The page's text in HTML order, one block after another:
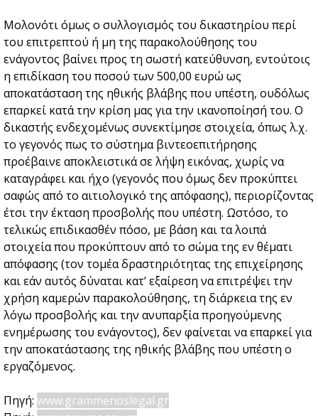
Μολονότι όμως ο συλλογισμός του δικαστηρίου περί
του επιτρεπτού ή μη της παρακολούθησης του
ενάγοντος βαίνει προς τη σωστή κατεύθυνση, εντούτοις
η επιδίκαση του ποσού των 500,00 ευρώ ως
αποκατάσταση της ηθικής βλάβης που υπέστη, ουδόλως
επαρκεί κατά την κρίση μας για την ικανοποίησή του. Ο
δικαστής ενδεχομένως συνεκτίμησε στοιχεία, όπως λ.χ.
το γεγονός πως το σύστημα βιντεοεπιτήρησης
προέβαινε αποκλειστικά σε λήψη εικόνας, χωρίς να
καταγράφει και ήχο (γεγονός που όμως δεν προκύπτει
σαφώς από το αιτιολογικό της απόφασης), περιορίζοντας
έτσι την έκταση προσβολής που υπέστη. Ωστόσο, το
τελικώς επιδικασθέν πόσο, με βάση και τα λοιπά
στοιχεία που προκύπτουν από το σώμα της εν θέματι
απόφασης (τον τομέα δραστηριότητας της επιχείρησης
και εάν αυτός δύναται κατ’ εξαίρεση να επιτρέψει την
χρήση καμερών παρακολούθησης, τη διάρκεια της εν
λόγω προσβολής και την ανυπαρξία προηγούμενης
ενημέρωσης του ενάγοντος), δεν φαίνεται να επαρκεί για
την αποκατάστασης της ηθικής βλάβης που υπέστη ο
εργαζόμενος.
Πηγή: www.grammenoslegal.gr